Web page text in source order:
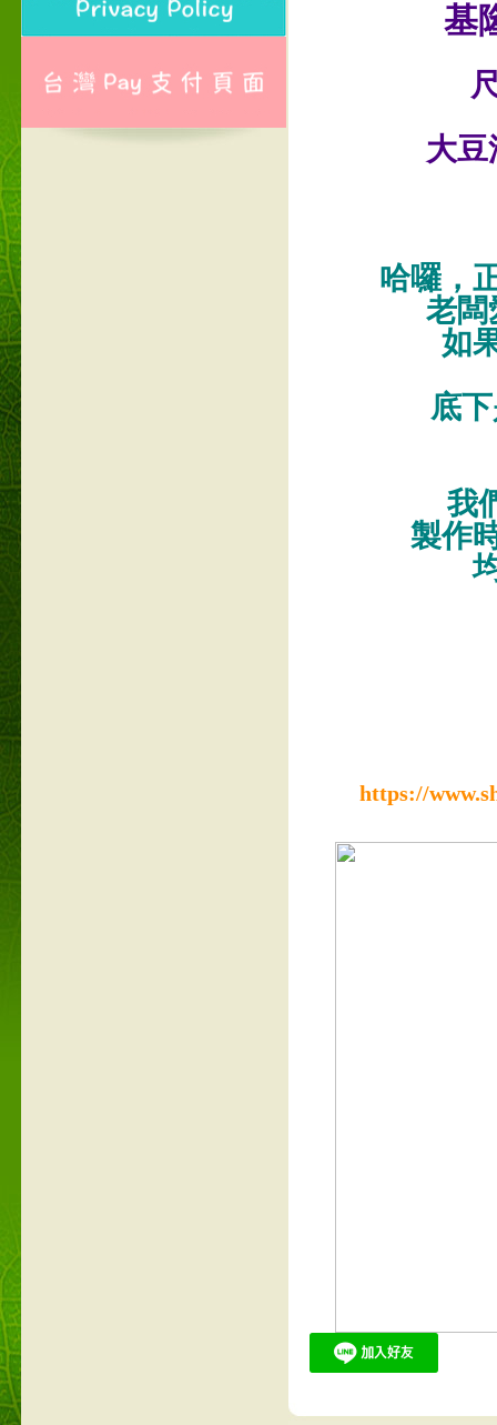
基
大
哈囉，
老闆
如
底
我
製作
https://